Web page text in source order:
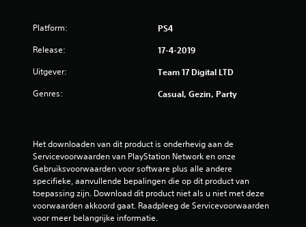
Platform: PS4
Release: 17-4-2019
Uitgever: Team 17 Digital LTD
Genres: Casual, Gezin, Party
Het downloaden van dit product is onderhevig aan de
Servicevoorwaarden van PlayStation Network en onze
Gebruiksvoorwaarden voor software plus alle andere
specifieke, aanvullende bepalingen die op dit product van
toepassing zijn. Download dit product niet als u niet met deze
voorwaarden akkoord gaat. Raadpleeg de Servicevoorwaarden
voor meer belangrijke informatie.